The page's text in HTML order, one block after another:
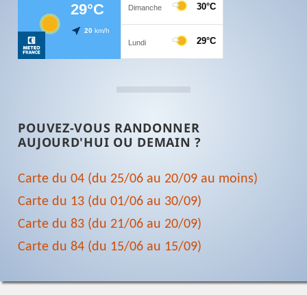
POUVEZ-VOUS RANDONNER
AUJOURD'HUI OU DEMAIN ?
Carte du 04 (du 25/06 au 20/09 au moins)
Carte du 13 (du 01/06 au 30/09)
Carte du 83 (du 21/06 au 20/09)
Carte du 84 (du 15/06 au 15/09)